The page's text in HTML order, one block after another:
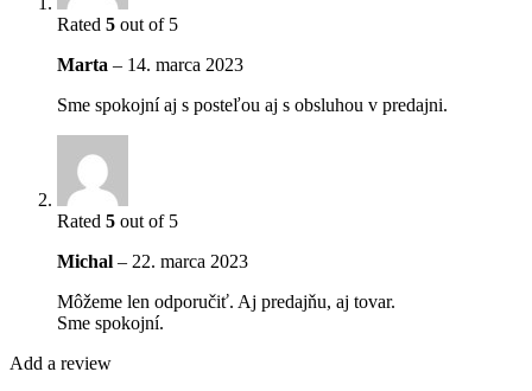
Rated 5 out of 5
Marta – 14. marca 2023
Sme spokojní aj s posteľou aj s obsluhou v predajni.
Rated 5 out of 5
Michal – 22. marca 2023
Môžeme len odporučiť. Aj predajňu, aj tovar.
Sme spokojní.
Add a review